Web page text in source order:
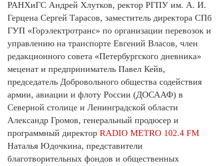
РАНХиГС Андрей Хлутков, ректор РГПУ им. А. И.
Герцена Сергей Тарасов, заместитель директора СПб
ГУП «Горэлектротранс» по организации перевозок и
управлению на транспорте Евгений Власов, член
редакционного совета «Петербургского дневника»
меценат и предприниматель Павел Кейв,
председатель Добровольного общества содействия
армии, авиации и флоту России (ДОСААФ) в
Северной столице и Ленинградской области
Александр Громов, генеральный продюсер и
программный директор RADIO METRO 102.4 FM
Наталья Юдочкина, представители
благотворительных фондов и общественных